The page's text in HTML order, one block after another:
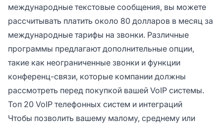
международные текстовые сообщения, вы можете
рассчитывать платить около 80 долларов в месяц за
международные тарифы на звонки. Различные
программы предлагают дополнительные опции,
такие как неограниченные звонки и функции
конференц-связи, которые компании должны
рассмотреть перед покупкой вашей VoIP системы.
Топ 20 VoIP телефонных систем и интеграций
Чтобы позволить вашему малому, среднему или